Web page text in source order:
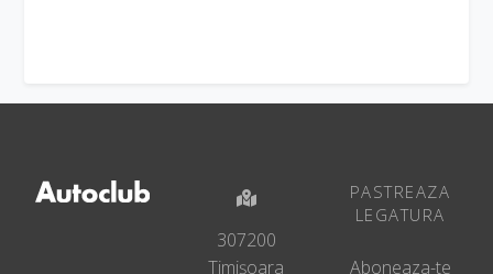
307200
Timișoara
PASTREAZA
LEGATURA
Aboneaza-te